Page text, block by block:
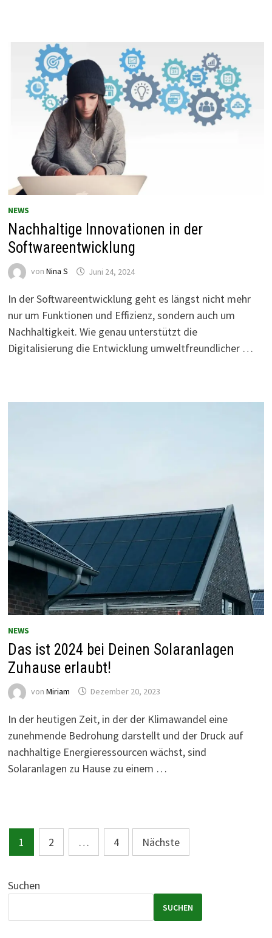
NEWS
Nachhaltige Innovationen in der
Softwareentwicklung
von Nina S Juni 24, 2024
In der Softwareentwicklung geht es längst nicht mehr
nur um Funktionen und Effizienz, sondern auch um
Nachhaltigkeit. Wie genau unterstützt die
Digitalisierung die Entwicklung umweltfreundlicher …
NEWS
Das ist 2024 bei Deinen Solaranlagen
Zuhause erlaubt!
von Miriam Dezember 20, 2023
In der heutigen Zeit, in der der Klimawandel eine
zunehmende Bedrohung darstellt und der Druck auf
nachhaltige Energieressourcen wächst, sind
Solaranlagen zu Hause zu einem …
Seitennummerierung
der
Beiträge
1 2 … 4 Nächste
Suchen
SUCHEN